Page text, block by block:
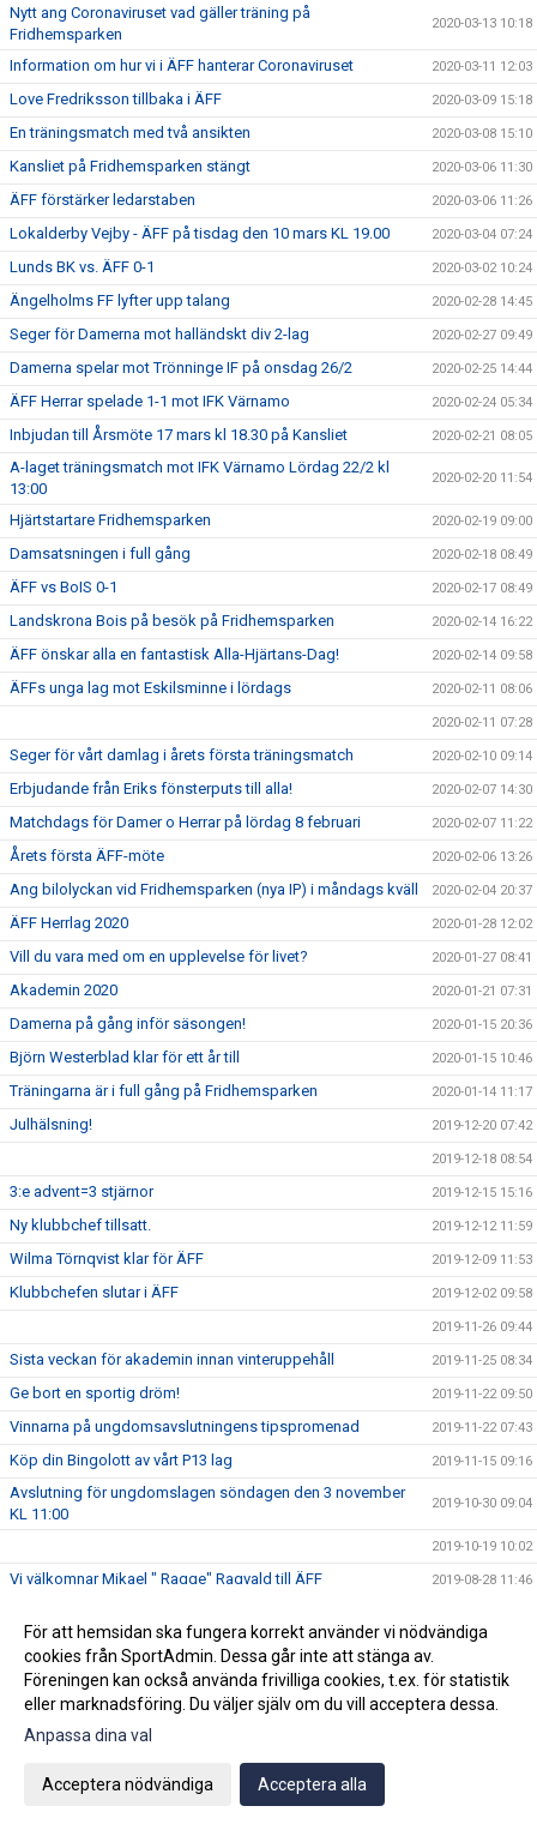
Nytt ang Coronaviruset vad gäller träning på
Fridhemsparken
2020-03-13 10:18
Information om hur vi i ÄFF hanterar Coronaviruset 2020-03-11 12:03
Love Fredriksson tillbaka i ÄFF 2020-03-09 15:18
En träningsmatch med två ansikten 2020-03-08 15:10
Kansliet på Fridhemsparken stängt 2020-03-06 11:30
ÄFF förstärker ledarstaben 2020-03-06 11:26
Lokalderby Vejby - ÄFF på tisdag den 10 mars KL 19.00 2020-03-04 07:24
Lunds BK vs. ÄFF 0-1 2020-03-02 10:24
Ängelholms FF lyfter upp talang 2020-02-28 14:45
Seger för Damerna mot halländskt div 2-lag 2020-02-27 09:49
Damerna spelar mot Trönninge IF på onsdag 26/2 2020-02-25 14:44
ÄFF Herrar spelade 1-1 mot IFK Värnamo 2020-02-24 05:34
Inbjudan till Årsmöte 17 mars kl 18.30 på Kansliet 2020-02-21 08:05
A-laget träningsmatch mot IFK Värnamo Lördag 22/2 kl
13:00
2020-02-20 11:54
Hjärtstartare Fridhemsparken 2020-02-19 09:00
Damsatsningen i full gång 2020-02-18 08:49
ÄFF vs BoIS 0-1 2020-02-17 08:49
Landskrona Bois på besök på Fridhemsparken 2020-02-14 16:22
ÄFF önskar alla en fantastisk Alla-Hjärtans-Dag! 2020-02-14 09:58
ÄFFs unga lag mot Eskilsminne i lördags 2020-02-11 08:06
2020-02-11 07:28
Seger för vårt damlag i årets första träningsmatch 2020-02-10 09:14
Erbjudande från Eriks fönsterputs till alla! 2020-02-07 14:30
Matchdags för Damer o Herrar på lördag 8 februari 2020-02-07 11:22
Årets första ÄFF-möte 2020-02-06 13:26
Ang bilolyckan vid Fridhemsparken (nya IP) i måndags kväll 2020-02-04 20:37
ÄFF Herrlag 2020 2020-01-28 12:02
Vill du vara med om en upplevelse för livet? 2020-01-27 08:41
Akademin 2020 2020-01-21 07:31
Damerna på gång inför säsongen! 2020-01-15 20:36
Björn Westerblad klar för ett år till 2020-01-15 10:46
Träningarna är i full gång på Fridhemsparken 2020-01-14 11:17
Julhälsning! 2019-12-20 07:42
2019-12-18 08:54
3:e advent=3 stjärnor 2019-12-15 15:16
Ny klubbchef tillsatt. 2019-12-12 11:59
Wilma Törnqvist klar för ÄFF 2019-12-09 11:53
Klubbchefen slutar i ÄFF 2019-12-02 09:58
2019-11-26 09:44
Sista veckan för akademin innan vinteruppehåll 2019-11-25 08:34
Ge bort en sportig dröm! 2019-11-22 09:50
Vinnarna på ungdomsavslutningens tipspromenad 2019-11-22 07:43
Köp din Bingolott av vårt P13 lag 2019-11-15 09:16
Avslutning för ungdomslagen söndagen den 3 november
KL 11:00
2019-10-30 09:04
2019-10-19 10:02
Vi välkomnar Mikael " Ragge" Ragvald till ÄFF 2019-08-28 11:46
Sommarproffsläger 2019
Vinnare i 50/50 lotteriet 11/8 2019-08-14 10:21
ÄFF söker matchsekreterare 2019-08-14 10:18
Angående gårdagens match i P19-Allsvenskan
Kalle är på semester
För att hemsidan ska fungera korrekt använder vi nödvändiga
cookies från SportAdmin. Dessa går inte att stänga av.
Föreningen kan också använda frivilliga cookies, t.ex. för statistik
eller marknadsföring. Du väljer själv om du vill acceptera dessa.
Anpassa dina val
Acceptera nödvändiga Acceptera alla